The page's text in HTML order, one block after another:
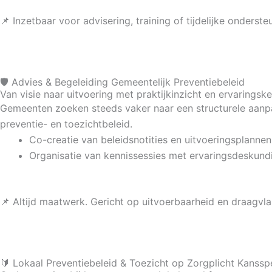
📌 Inzetbaar voor advisering, training of tijdelijke
🛡️ Advies & Begeleiding Gemeentelijk Preventiebeleid
Van visie naar uitvoering met praktijkinzicht en
Gemeenten zoeken steeds vaker naar een structurele
preventie- en toezichtbeleid.
Co-creatie van beleidsnotities en uitvoeringsplannen
Organisatie van kennissessies met
📌 Altijd maatwerk. Gericht op uitvoerbaarheid en
🔰 Lokaal Preventiebeleid & Toezicht op Zorgplicht